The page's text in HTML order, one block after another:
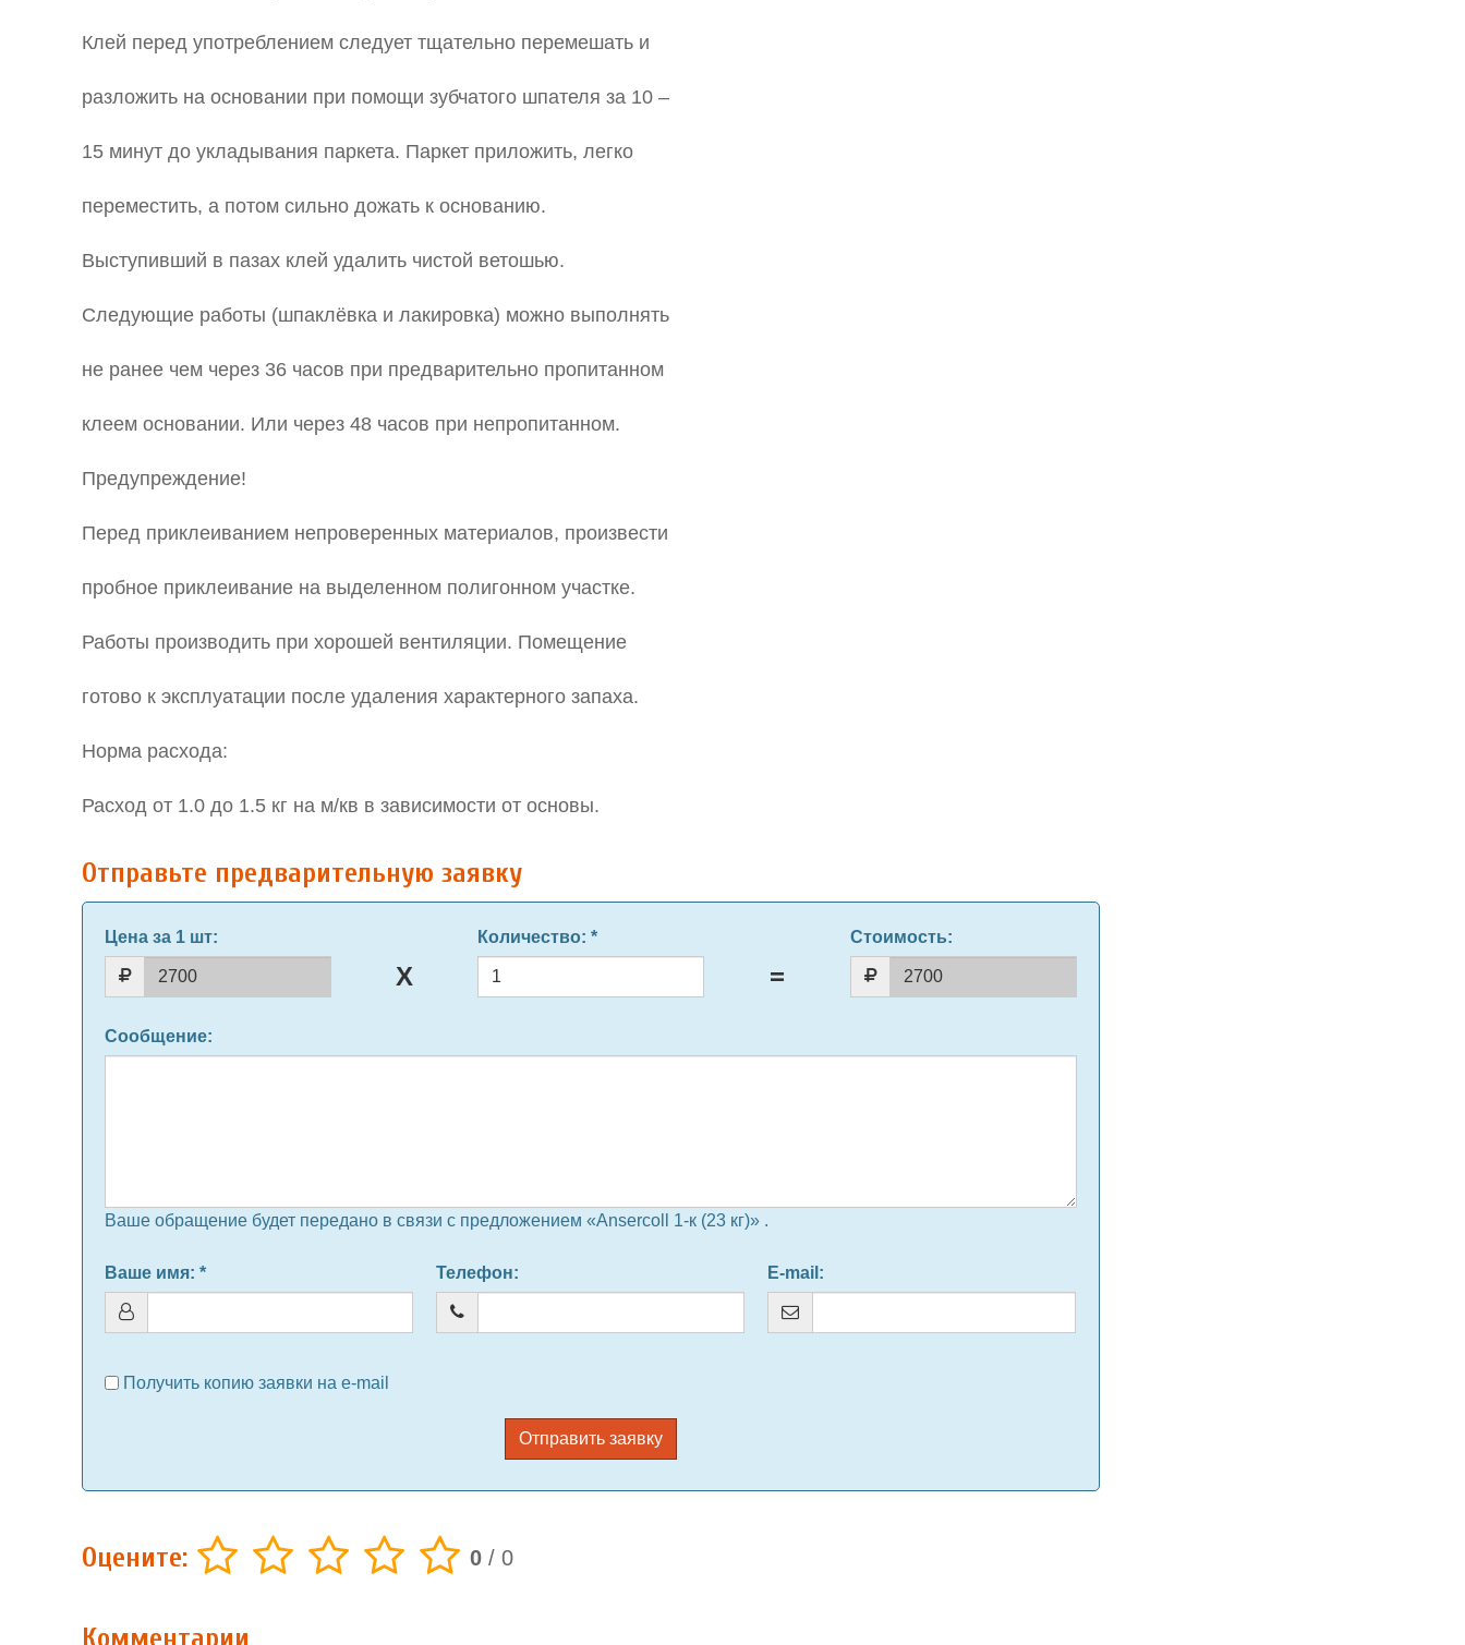
Клей перед употреблением следует тщательно перемешать и
разложить на основании при помощи зубчатого шпателя за 10 –
15 минут до укладывания паркета. Паркет приложить, легко
переместить, а потом сильно дожать к основанию.
Выступивший в пазах клей удалить чистой ветошью.
Следующие работы (шпаклёвка и лакировка) можно выполнять
не ранее чем через 36 часов при предварительно пропитанном
клеем основании. Или через 48 часов при непропитанном.
Предупреждение!
Перед приклеиванием непроверенных материалов, произвести
пробное приклеивание на выделенном полигонном участке.
Работы производить при хорошей вентиляции. Помещение
готово к эксплуатации после удаления характерного запаха.
Норма расхода:
Расход от 1.0 до 1.5 кг на м/кв в зависимости от основы.
Отправьте предварительную заявку
Цена за 1 шт: Количество: * Стоимость:
Сообщение:
Ваше обращение будет передано в связи с предложением «Ansercoll 1-к (23 кг)» .
Ваше имя: * Телефон: E-mail :
Получить копию заявки на e-mail
Отправить заявку
Оцените: 0 / 0
Комментарии